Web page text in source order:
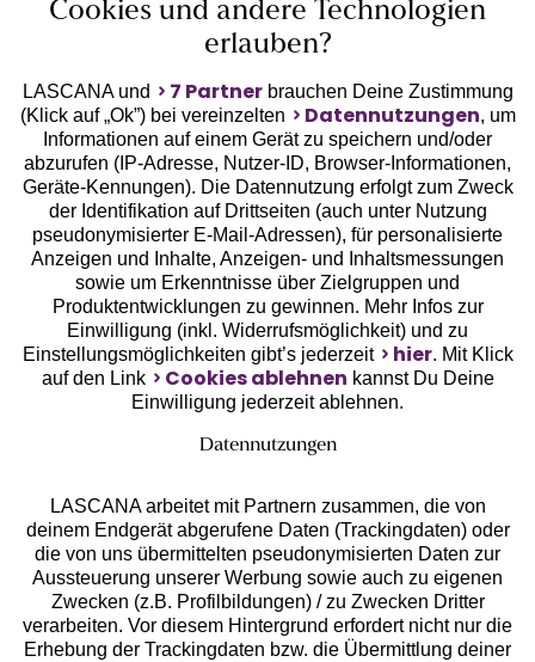
Geprüfte Sicherheit
Unsere Apps
Services
Beratung
Cookies und andere Technologien
erlauben?
LASCANA und 7 Partnerbrauchen Deine Zustimmung
(Klick auf „Ok”) bei vereinzelten
Datennutzungen, um
Informationen auf einem Gerät zu speichern und/oder
abzurufen (IP-Adresse, Nutzer-ID, Browser-Informationen,
Geräte-Kennungen). Die Datennutzung erfolgt zum Zweck
der Identifikation auf Drittseiten (auch unter Nutzung
pseudonymisierter E-Mail-Adressen), für personalisierte
Anzeigen und Inhalte, Anzeigen- und Inhaltsmessungen
sowie um Erkenntnisse über Zielgruppen und
Produktentwicklungen zu gewinnen. Mehr Infos zur
Einwilligung (inkl. Widerrufsmöglichkeit) und zu
Einstellungsmöglichkeiten gibt’s jederzeit
hier. Mit Klick
auf den Link
Cookies ablehnen kannst Du Deine
Einwilligung jederzeit ablehnen.
Datennutzungen
LASCANA arbeitet mit Partnern zusammen, die von
deinem Endgerät abgerufene Daten (Trackingdaten) oder
die von uns übermittelten pseudonymisierten Daten zur
Aussteuerung unserer Werbung sowie auch zu eigenen
Zwecken (z.B. Profilbildungen) / zu Zwecken Dritter
verarbeiten. Vor diesem Hintergrund erfordert nicht nur die
Erhebung der Trackingdaten bzw. die Übermittlung deiner